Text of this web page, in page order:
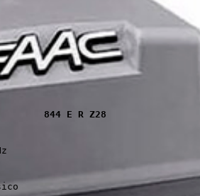
844 E R Z28